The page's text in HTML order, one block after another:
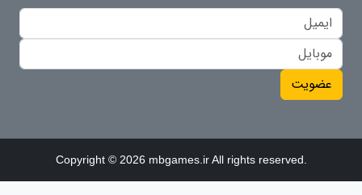
عضویت
Copyright © 2026 mbgames.ir All rights reserved.